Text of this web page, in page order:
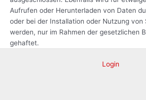
Aufrufen oder Herunterladen von Daten
oder bei der Installation oder Nutzung
werden, nur im Rahmen der gesetzlichen
gehaftet.
Login